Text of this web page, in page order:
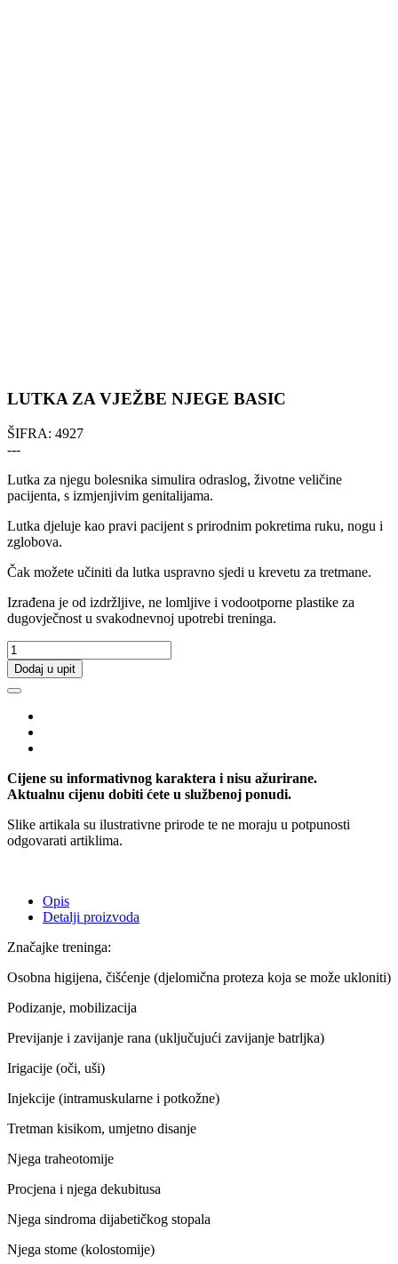
LUTKA ZA VJEŽBE NJEGE BASIC
ŠIFRA: 4927
---
Lutka za njegu bolesnika simulira odraslog, životne veličine
pacijenta, s izmjenjivim genitalijama.
Lutka djeluje kao pravi pacijent s prirodnim pokretima ruku, nogu i
zglobova.
Čak možete učiniti da lutka uspravno sjedi u krevetu za tretmane.
Izrađena je od izdržljive, ne lomljive i vodootporne plastike za
dugovječnost u svakodnevnoj upotrebi treninga.
Dodaj u upit
Cijene su informativnog karaktera i nisu ažurirane.
Aktualnu cijenu dobiti ćete u službenoj ponudi.
Slike artikala su ilustrativne prirode te ne moraju u potpunosti
odgovarati artiklima.
Opis
Detalji proizvoda
Značajke treninga:
Osobna higijena, čišćenje (djelomična proteza koja se može ukloniti)
Podizanje, mobilizacija
Previjanje i zavijanje rana (uključujući zavijanje batrljka)
Irigacije (oči, uši)
Injekcije (intramuskularne i potkožne)
Tretman kisikom, umjetno disanje
Njega traheotomije
Procjena i njega dekubitusa
Njega sindroma dijabetičkog stopala
Njega stome (kolostomije)